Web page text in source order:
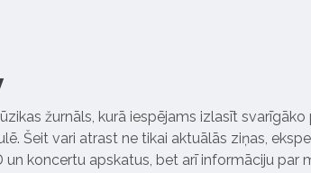
žurnāls, kurā iespējams izlasīt svarīgāko
Šeit vari atrast ne tikai aktuālās ziņas,
un koncertu apskatus, bet arī informāciju par